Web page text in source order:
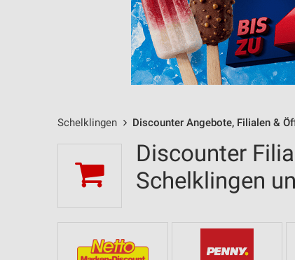
Schelklingen Discounter Angebote, Filialen &
Discounter
Schelklingen